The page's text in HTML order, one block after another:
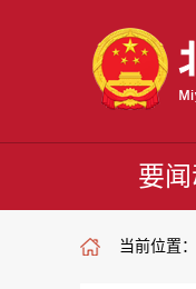
要
当前位置：